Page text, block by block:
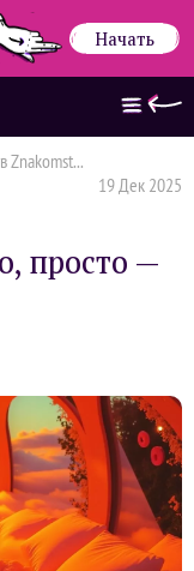
Начать
Znakomst...
19 Дек 2025
просто —